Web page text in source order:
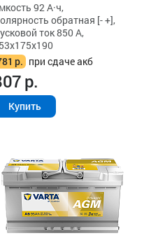
92 А·ч,
обратная [- +],
ток 850 А,
р. при сдаче акб
р.
Купить